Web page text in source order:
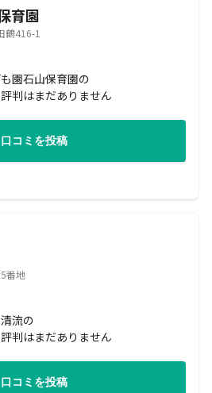
育園
鶴416-1
園石山保育園の
判はまだありません
口コミを投稿
番地
流の
判はまだありません
口コミを投稿